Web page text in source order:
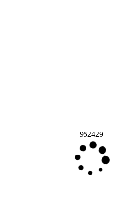
952429